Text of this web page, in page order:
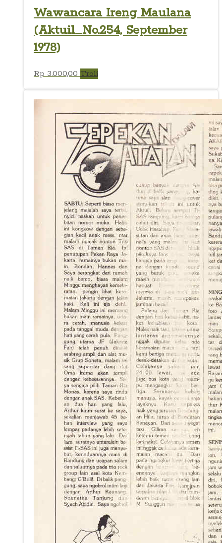
Wawancara Ireng Maulana
(Aktuil_No.254, September
1978)
Rp 3.000,00 Troli